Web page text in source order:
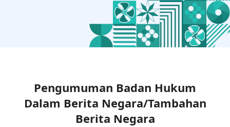
Pengumuman Badan Hukum
Dalam Berita Negara/Tambahan
Berita Negara